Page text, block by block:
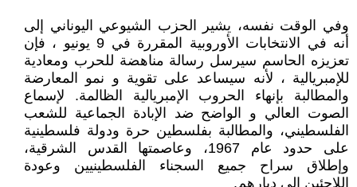
وفي الوقت نفسه، يشير الحزب الشيوعي اليوناني إلى
أنه في الانتخابات الأوروبية المقررة في 9 يونيو ، فإن
تعزيزه الحاسم سيرسل رسالة مناهضة للحرب ومعادية
للإمبريالية ، لأنه سيساعد على تقوية و نمو المعارضة
والمطالبة بإنهاء الحروب الإمبريالية الظالمة. لإسماع
الصوت العالي و الواضح ضد الإبادة الجماعية للشعب
الفلسطيني، والمطالبة بفلسطين حرة ودولة فلسطينية
على حدود عام 1967، وعاصمتها القدس الشرقية،
وإطلاق سراح جميع السجناء الفلسطينيين وعودة
اللاجئين إلى ديارهم.